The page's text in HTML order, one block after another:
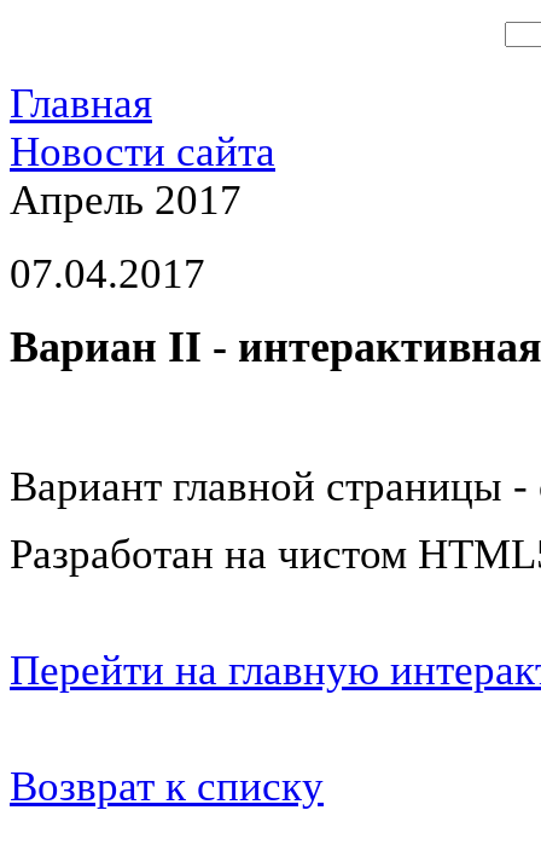
Главная
Новости сайта
Апрель 2017
07.04.2017
Вариан II -
Вариант главной страницы -
Разработан на чистом
Перейти на главную
Возврат к списку